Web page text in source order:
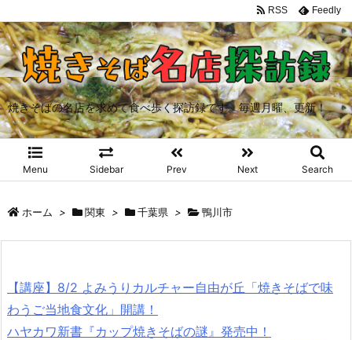
焼きそばの名店を求めて食べ歩く探訪録です。毎週月曜、更新！
Menu Sidebar Prev Next Search
RSS Feedly
ホーム > 関東 > 千葉県 > 鴨川市
【講座】8/2 よみうりカルチャー自由が丘「焼きそばで味
わうご当地食文化」開講！
ハヤカワ新書『カップ焼きそばの謎』発売中！